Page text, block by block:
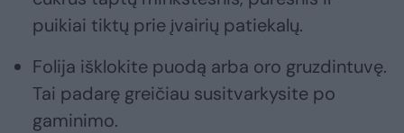
puikiai tiktų prie įvairių patiekalų.
Folija išklokite puodą arba oro gruzdintuvę.
Tai padarę greičiau susitvarkysite po
gaminimo.